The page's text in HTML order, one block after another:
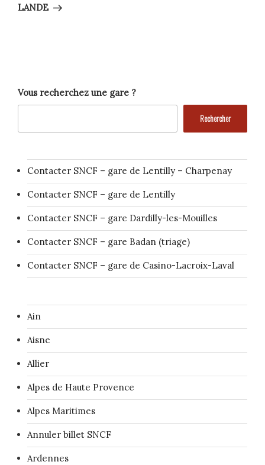
LANDE
Vous recherchez une gare ?
Rechercher
Contacter SNCF – gare de Lentilly – Charpenay
Contacter SNCF – gare de Lentilly
Contacter SNCF – gare Dardilly-les-Mouilles
Contacter SNCF – gare Badan (triage)
Contacter SNCF – gare de Casino-Lacroix-Laval
Ain
Aisne
Allier
Alpes de Haute Provence
Alpes Maritimes
Annuler billet SNCF
Ardennes